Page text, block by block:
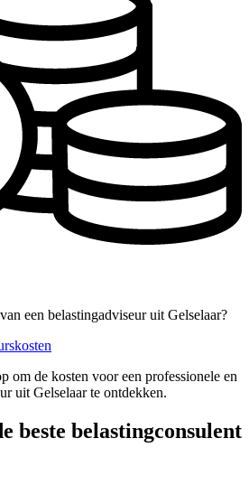
een belastingadviseur uit Gelselaar?
om de kosten voor een professionele en
uit Gelselaar te ontdekken.
beste belastingconsulent